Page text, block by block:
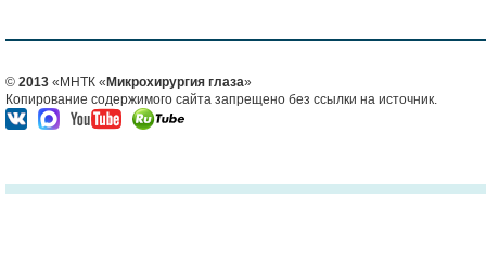
© 2013 «МНТК « Микрохирургия глаза»
Копирование содержимого сайта запрещено без ссылки на источник.